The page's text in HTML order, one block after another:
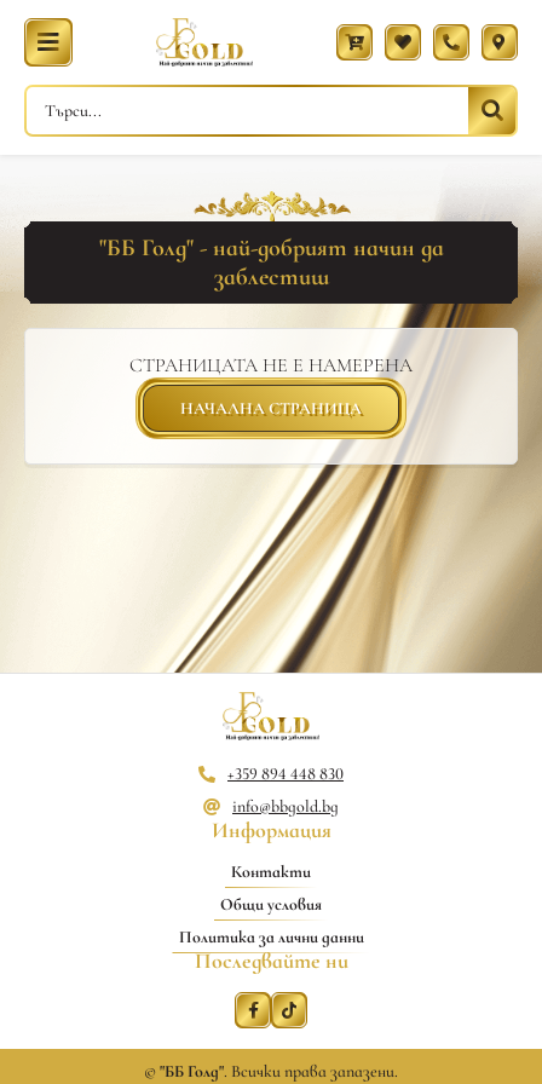
"ББ Голд" - най-добрият начин да
заблестиш
СТРАНИЦАТА НЕ Е НАМЕРЕНА
НАЧАЛНА СТРАНИЦА
+359 894 448 830
info@bbgold.bg
Информация
Контакти
Общи условия
Политика за лични данни
Последвайте ни
©"ББ Голд". Всички права запазени.